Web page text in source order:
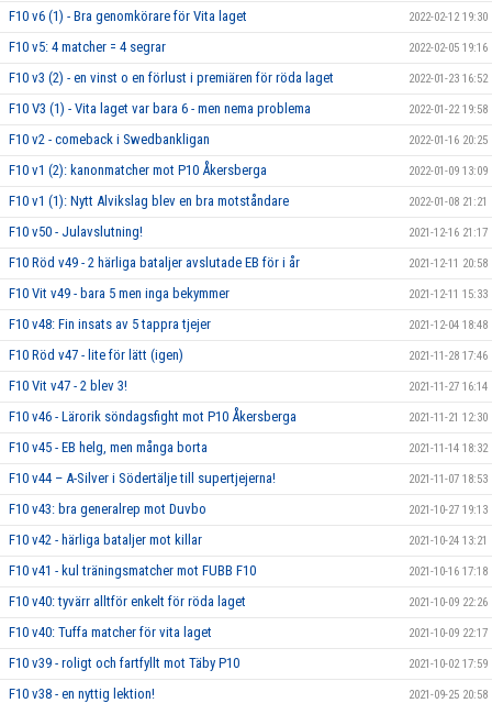
F10 v6 (1) - Bra genomkörare för Vita laget 2022-02-12 19:30
F10 v5: 4 matcher = 4 segrar 2022-02-05 19:16
F10 v3 (2) - en vinst o en förlust i premiären för röda laget 2022-01-23 16:52
F10 V3 (1) - Vita laget var bara 6 - men nema problema 2022-01-22 19:58
F10 v2 - comeback i Swedbankligan 2022-01-16 20:25
F10 v1 (2): kanonmatcher mot P10 Åkersberga 2022-01-09 13:09
F10 v1 (1): Nytt Alvikslag blev en bra motståndare 2022-01-08 21:21
F10 v50 - Julavslutning! 2021-12-16 21:17
F10 Röd v49 - 2 härliga bataljer avslutade EB för i år 2021-12-11 20:58
F10 Vit v49 - bara 5 men inga bekymmer 2021-12-11 15:33
F10 v48: Fin insats av 5 tappra tjejer 2021-12-04 18:48
F10 Röd v47 - lite för lätt (igen) 2021-11-28 17:46
F10 Vit v47 - 2 blev 3! 2021-11-27 16:14
F10 v46 - Lärorik söndagsfight mot P10 Åkersberga 2021-11-21 12:30
F10 v45 - EB helg, men många borta 2021-11-14 18:32
F10 v44 – A-Silver i Södertälje till supertjejerna! 2021-11-07 18:53
F10 v43: bra generalrep mot Duvbo 2021-10-27 19:13
F10 v42 - härliga bataljer mot killar 2021-10-24 13:21
F10 v41 - kul träningsmatcher mot FUBB F10 2021-10-16 17:18
F10 v40: tyvärr alltför enkelt för röda laget 2021-10-09 22:26
F10 v40: Tuffa matcher för vita laget 2021-10-09 22:17
F10 v39 - roligt och fartfyllt mot Täby P10 2021-10-02 17:59
F10 v38 - en nyttig lektion! 2021-09-25 20:58